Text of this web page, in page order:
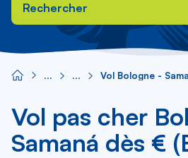
Rechercher
Vol Bologne -
Vol pas cher
Samaná dès €